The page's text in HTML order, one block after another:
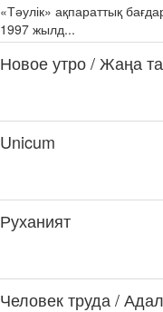
«Тәулік» ақпараттық
1997 жылд...
Новое утро / Жаңа
Unicum
Руханият
Человек труда /